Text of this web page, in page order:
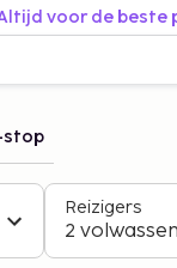
voor de beste
Reizigers
2